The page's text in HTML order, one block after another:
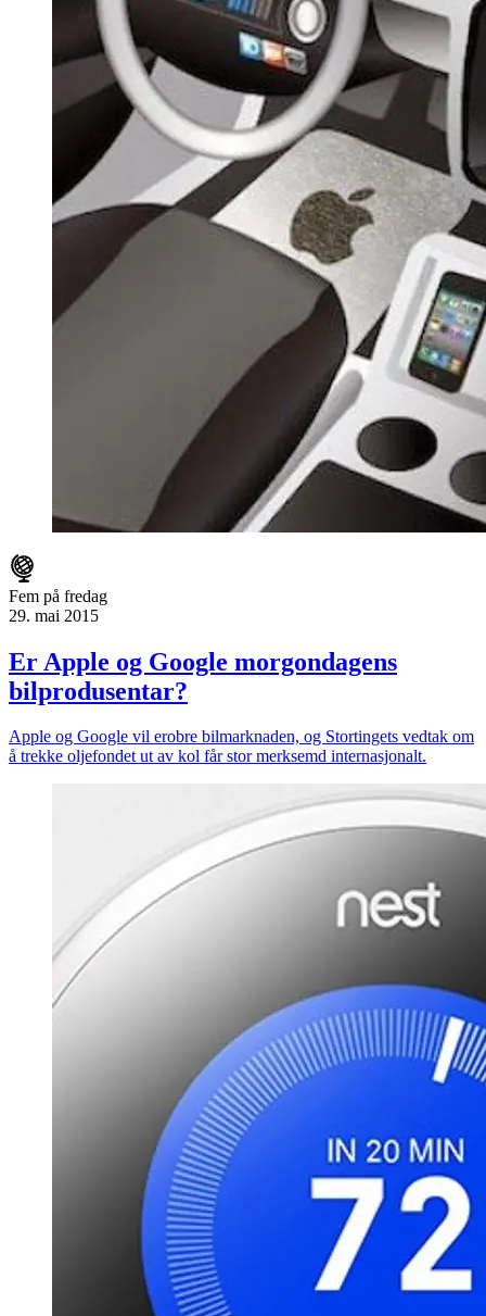
Fem på fredag
29. mai 2015
Er Apple og Google morgondagens
bilprodusentar?
Apple og Google vil erobre bilmarknaden, og Stortingets vedtak om
å trekke oljefondet ut av kol får stor merksemd internasjonalt.